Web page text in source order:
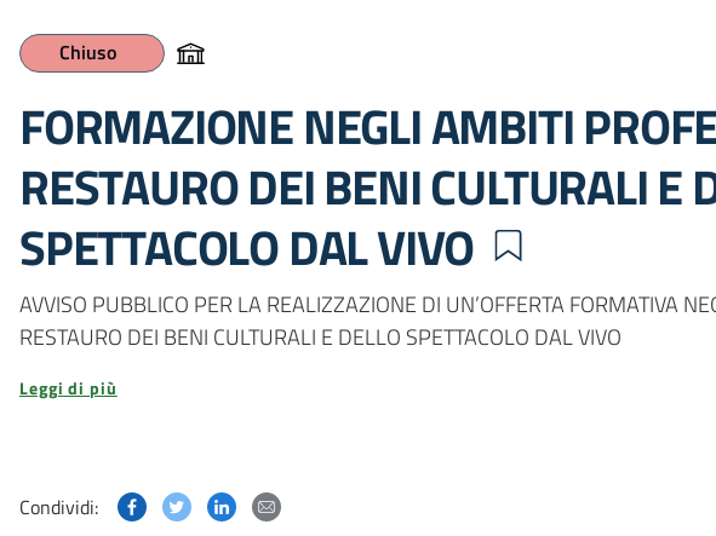
Chiuso
FORMAZIONE NEGLI AMBITI
RESTAURO DEI BENI CULTURALI E
SPETTACOLO DAL VIVO
AVVISO PUBBLICO PER LA REALIZZAZIONE DI UN’OFFERTA FORMATIVA
RESTAURO DEI BENI CULTURALI E DELLO SPETTACOLO DAL VIVO
Leggi di più
Condividi: Condividi questa pagina su Facebook
Condividi questa pagina su Twitter
Condividi questa pagina su Linkedin